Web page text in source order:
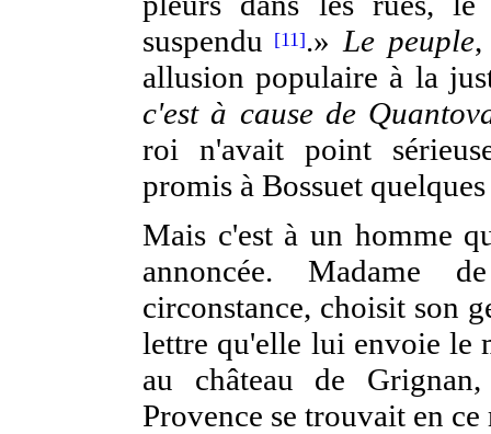
suspendu [11].» Le peuple,
allusionpopulaire à la
c'est à cause de
roi n'avait point
promis à Bossuet
Mais c'est à un homme
annoncée. Madame
circonstance, choisit son
lettre qu'elle lui envoie le
au château de
Provence se trouvait en